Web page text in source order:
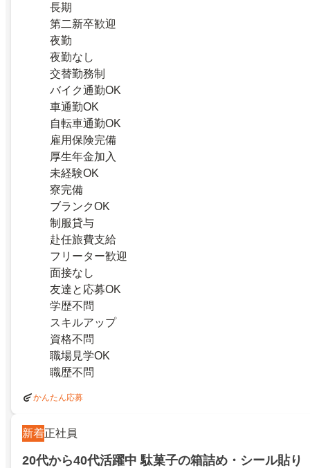
長期
第二新卒歓迎
夜勤
夜勤なし
交替勤務制
バイク通勤OK
車通勤OK
自転車通勤OK
雇用保険完備
厚生年金加入
未経験OK
寮完備
ブランクOK
制服貸与
赴任旅費支給
フリーター歓迎
面接なし
友達と応募OK
学歴不問
スキルアップ
資格不問
職場見学OK
職歴不問
かんたん応募
新着正社員
20代から40代活躍中 駄菓子の箱詰め・シール貼り